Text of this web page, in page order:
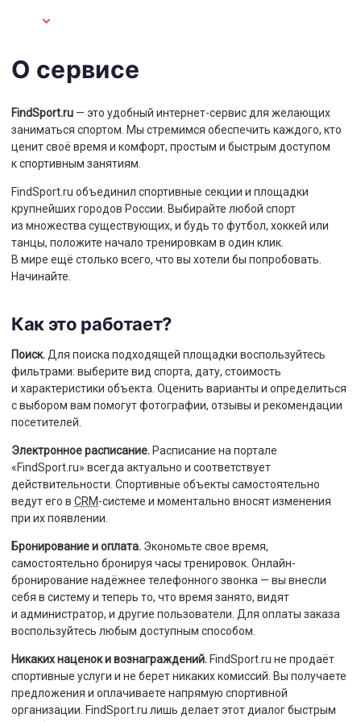
О сервисе
FindSport.ru — это удобный интернет-сервис для желающих
заниматься спортом. Мы стремимся обеспечить каждого, кто
ценит своё время и комфорт, простым и быстрым доступом
к спортивным занятиям.
FindSport.ru объединил спортивные секции и площадки
крупнейших городов России. Выбирайте любой спорт
из множества существующих, и будь то футбол, хоккей или
танцы, положите начало тренировкам в один клик.
В мире ещё столько всего, что вы хотели бы попробовать.
Начинайте.
Как это работает?
Поиск. Для поиска подходящей площадки воспользуйтесь
фильтрами: выберите вид спорта, дату, стоимость
и характеристики объекта. Оценить варианты и определиться
с выбором вам помогут фотографии, отзывы и рекомендации
посетителей.
Электронное расписание. Расписание на портале
«FindSport.ru» всегда актуально и соответствует
действительности. Спортивные объекты самостоятельно
ведут его в CRM-системе и моментально вносят изменения
при их появлении.
Бронирование и оплата. Экономьте свое время,
самостоятельно бронируя часы тренировок. Онлайн-
бронирование надёжнее телефонного звонка — вы внесли
себя в систему и теперь то, что время занято, видят
и администратор, и другие пользователи. Для оплаты заказа
воспользуйтесь любым доступным способом.
Никаких наценок и вознаграждений. FindSport.ru не продаёт
спортивные услуги и не берет никаких комиссий. Вы получаете
предложения и оплачиваете напрямую спортивной
организации. FindSport.ru лишь делает этот диалог быстрым